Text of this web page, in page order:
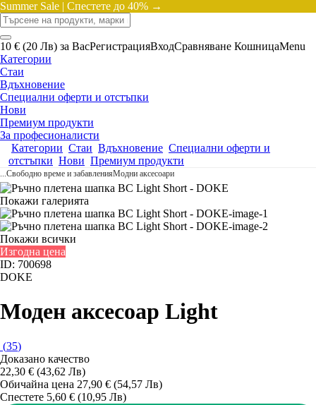
Summer Sale | Спестете до 40% →
10 € (20 Лв) за ВасРегистрацияВходСравняване КошницаMenu
Категории
Стаи
Вдъхновение
Специални оферти и отстъпки
Нови
Премиум продукти
За професионалисти
Категории Стаи Вдъхновение Специални оферти и
отстъпки Нови Премиум продукти
...Свободно време и забавленияМодни аксесоари
Покажи галерията
Покажи всички
Изгодна цена
ID: 700698
DOKE
Моден аксесоар Light
(35)
Доказано качество
22,30 € (43,62 Лв)
Обичайна цена 27,90 € (54,57 Лв)
Спестете 5,60 € (10,95 Лв)